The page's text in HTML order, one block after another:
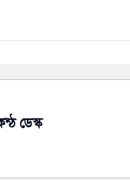
ডেস্ক